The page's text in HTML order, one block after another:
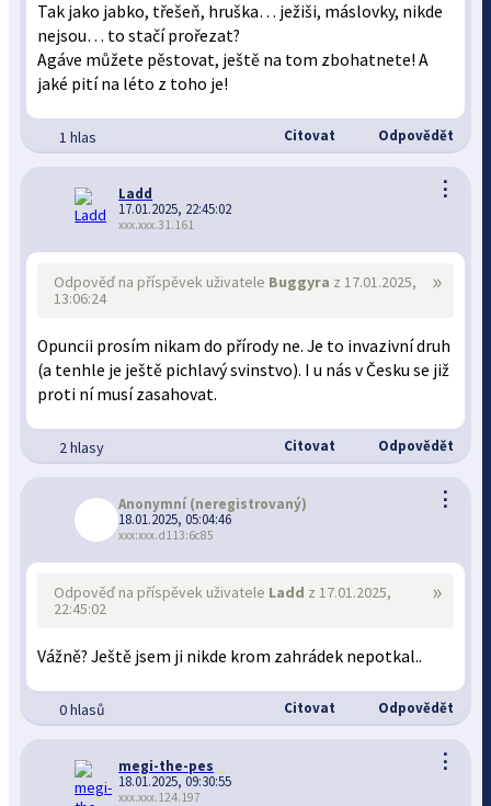
Tak jako jabko, třešeň, hruška… ježiši, máslovky, nikde
nejsou… to stačí prořezat?
Agáve můžete pěstovat, ještě na tom zbohatnete! A
jaké pití na léto z toho je!
1 hlas Citovat Odpovědět
⋮
Ladd
17.01.2025, 22:45:02
xxx.xxx.31.161
»
Odpověď na příspěvek uživatele Buggyra z 17.01.2025,
13:06:24
Opuncii prosím nikam do přírody ne. Je to invazivní druh
(a tenhle je ještě pichlavý svinstvo). I u nás v Česku se již
proti ní musí zasahovat.
2 hlasy Citovat Odpovědět
⋮
Anonymní (neregistrovaný)
18.01.2025, 05:04:46
xxx:xxx.d113:6c85
»
Odpověď na příspěvek uživatele Ladd z 17.01.2025,
22:45:02
Vážně? Ještě jsem ji nikde krom zahrádek nepotkal..
0 hlasů Citovat Odpovědět
⋮
megi-the-pes
18.01.2025, 09:30:55
xxx.xxx.124.197